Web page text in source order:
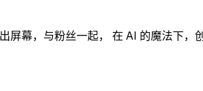
屏幕， 与粉丝一起， 在 AI 的魔法下，